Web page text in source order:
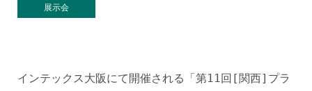
展示会
インテックス大阪にて開催される「第11回[関西]プラ